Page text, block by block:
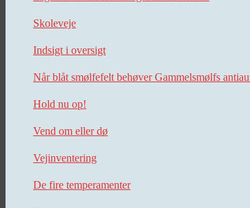
Skoleveje
Indsigt i oversigt
Når blåt smølfefelt behøver Gammelsmølfs
Hold nu op!
Vend om eller dø
Vejinventering
De fire temperamenter